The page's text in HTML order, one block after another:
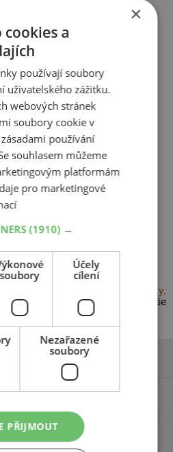
dodáváme naše pneumatiky.
Žádný problém, vaše
na
jakoukoli adresu v ČR
×
cookies a
používají soubory
uživatelského zážitku.
webových stránek
soubory cookie v
používání
souhlasem můžeme
platformám
pro marketingové
(1910) →
soubory
Účely
cílení
Nezařazené
soubory
PŘIJMOUT